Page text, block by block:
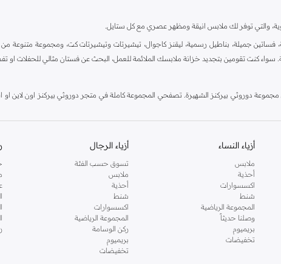
والتي توفر لك ملابس انيقة ومظهر عصري مع كل ستايل.
جميلة، بناطيل رسمية، ليقنز كاجوال، تيشيرتات وتيشيرتات كت، ومجموعة متنوعة
سواء كنت تقومين بتجديد خزانة ملابسك الملائمة للعمل، البحث عن فستان مثالي للحفلات
دوروثي بيركنز الشهيرة. تصفحي المجموعة كاملة في متجر دوروثي بيركنز اون لاين او
أزياء النساء
ملابس
أحذية
اكسسوارات
شنط
المجموعة الرياضية
وصلنا حديثاً
بريميوم
تخفيضات
أزياء الرجال
تسوق حسب الفئة
ملابس
أحذية
شنط
اكسسوارات
المجموعة الرياضية
ركن الوسامة
بريميوم
تخفيضات